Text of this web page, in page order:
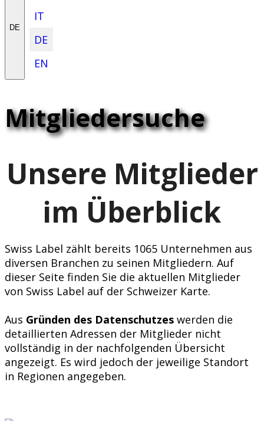
DE
IT
DE
EN
Mitgliedersuche
Unsere Mitglieder
im Überblick
Swiss Label zählt bereits 1065 Unternehmen aus
diversen Branchen zu seinen Mitgliedern. Auf
dieser Seite finden Sie die aktuellen Mitglieder
von Swiss Label auf der Schweizer Karte.
Aus Gründen des Datenschutzes werden die
detaillierten Adressen der Mitglieder nicht
vollständig in der nachfolgenden Übersicht
angezeigt. Es wird jedoch der jeweilige Standort
in Regionen angegeben.